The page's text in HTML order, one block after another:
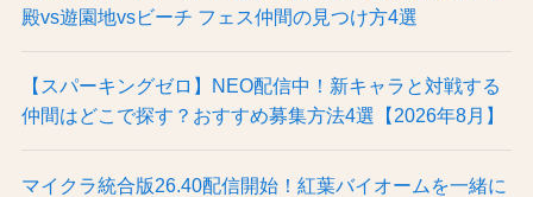
殿vs遊園地vsビーチ フェス仲間の見つけ方4選
【スパーキングゼロ】NEO配信中！新キャラと対戦する
仲間はどこで探す？おすすめ募集方法4選【2026年8月】
マイクラ統合版26.40配信開始！紅葉バイオームを一緒に